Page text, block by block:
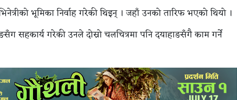
भूमिका निर्वाह गरेकी थिइन् । जहाँ उनको तारिफ भएको थियो ।
सहकार्य गरेकी उनले दोस्रो चलचित्रमा पनि दयाहाङसँगै काम गर्ने